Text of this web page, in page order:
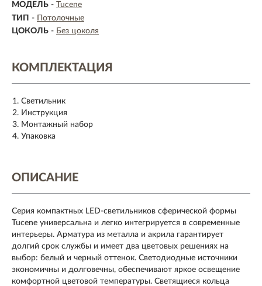
МОДЕЛЬ - Tucene
ТИП - Потолочные
ЦОКОЛЬ - Без цоколя
КОМПЛЕКТАЦИЯ
Светильник
Инструкция
Монтажный набор
Упаковка
ОПИСАНИЕ
Серия компактных LED-светильников сферической формы
Tucene универсальна и легко интегрируется в современные
интерьеры. Арматура из металла и акрила гарантирует
долгий срок службы и имеет два цветовых решениях на
выбор: белый и черный оттенок. Светодиодные источники
экономичны и долговечны, обеспечивают яркое освещение
комфортной цветовой температуры. Светящиеся кольца